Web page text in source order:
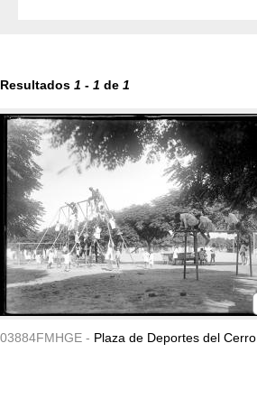
Resultados 1 - 1 de 1
03884FMHGE - Plaza de Deportes del Cerro.